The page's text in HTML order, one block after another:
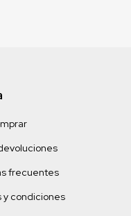
frecuentes
y condiciones